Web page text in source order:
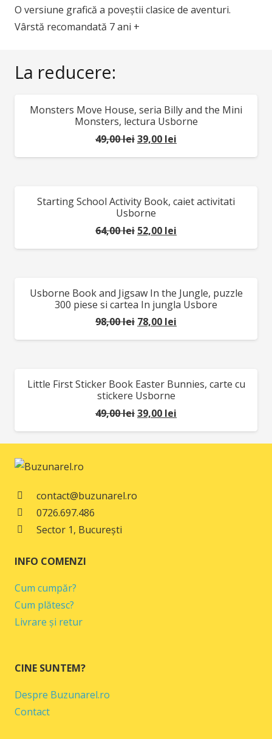
O versiune grafică a poveștii clasice de aventuri.
Vârstă recomandată 7 ani +
La reducere:
REDUCERI!
Monsters Move House, seria Billy and the Mini
Monsters, lectura Usborne
49,00leiPrețul
inițial
49,00 lei.
39,00 lei
curent
REDUCERI!
Starting School Activity Book, caiet activitati
Usborne
64,00lei Prețul
inițial
64,00 lei.
52,00 lei
curent
REDUCERI!
Usborne Book and Jigsaw In the Jungle, puzzle
300 piese si cartea In jungla Usbore
98,00lei Prețul
inițial
98,00 lei.
78,00 lei
curent
REDUCERI!
Little First Sticker Book Easter Bunnies, carte cu
stickere Usborne
49,00leiPrețul
inițial
a
39,00 lei
curent
este:
contact@buzunarel.ro
0726.697.486
Sector 1, București
INFO COMENZI
Cum cumpăr?
Cum plătesc?
Livrare și retur
CINE SUNTEM?
Despre Buzunarel.ro
Contact